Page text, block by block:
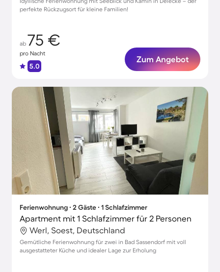
perfekte Rückzugsort für kleine Familien!
ab 75 €
pro Nacht
5.0
Zum Angebot
Ferienwohnung ∙ 2 Gäste ∙ 1 Schlafzimmer
Apartment mit 1 Schlafzimmer für 2 Personen
Werl, Soest, Deutschland
Gemütliche Ferienwohnung für zwei in Bad Sassendorf mit voll
ausgestatteter Küche und idealer Lage zur Erholung